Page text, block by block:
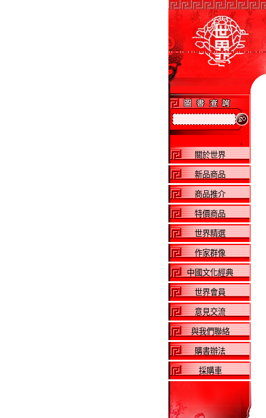
關於世界
新品商品
商品推介
特價商品
世界精選
作家群像
中國文化經典
世界會員
意見交流
與我們聯絡
購書辦法
採購車